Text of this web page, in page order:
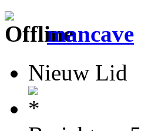
mancave
Nieuw Lid